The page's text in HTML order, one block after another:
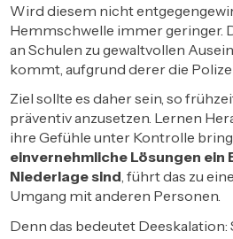
Wird diesem nicht
Hemmschwelle immer geringer.
an Schulen zu gewaltvollen
kommt, aufgrund derer die
Ziel sollte es daher sein, so
präventiv anzusetzen. Lernen
ihre Gefühle unter Kontrolle
einvernehmliche Lösungen ein
Niederlage sind, führt das zu
Umgang mit anderen Personen.
Denn das bedeutet Deeskalation: